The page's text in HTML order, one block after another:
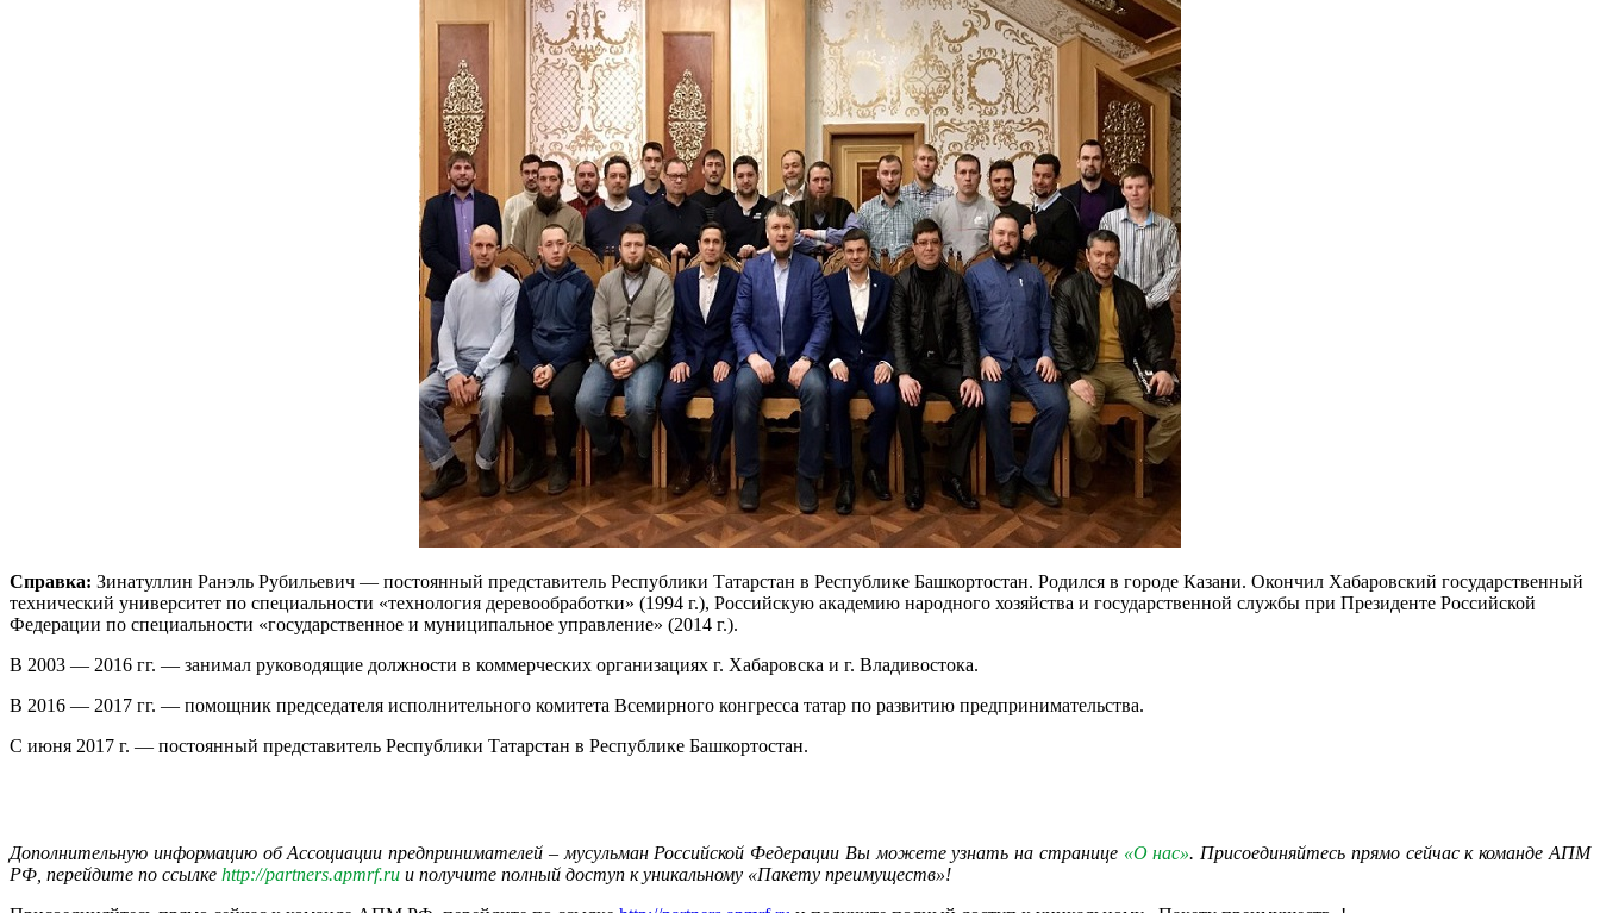
Справка: Зинатуллин Ранэль Рубильевич — постоянный представитель Республики Татарстан в Республике Башкортостан. Родился в городе Казани. Окончил Хабаровский государственный
технический университет по специальности «технология деревообработки» (1994 г.), Российскую академию народного хозяйства и государственной службы при Президенте Российской
Федерации по специальности «государственное и муниципальное управление» (2014 г.).
В 2003 — 2016 гг. — занимал руководящие должности в коммерческих организациях г. Хабаровска и г. Владивостока.
В 2016 — 2017 гг. — помощник председателя исполнительного комитета Всемирного конгресса татар по развитию предпринимательства.​
С июня 2017 г. — постоянный представитель Республики Татарстан в Республике Башкортостан.
Дополнительную информацию об Ассоциации предпринимателей – мусульман Российской Федерации Вы можете узнать на странице «О нас». Присоединяйтесь прямо сейчас к команде АПМ
РФ, перейдите по ссылке http://partners.apmrf.ru и получите полный доступ к уникальному «Пакету преимуществ»!